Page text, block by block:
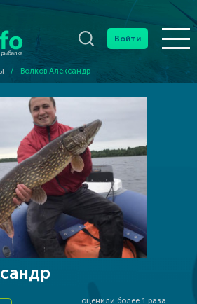
Войти
/ Волков Александр
оценили более 1 раза